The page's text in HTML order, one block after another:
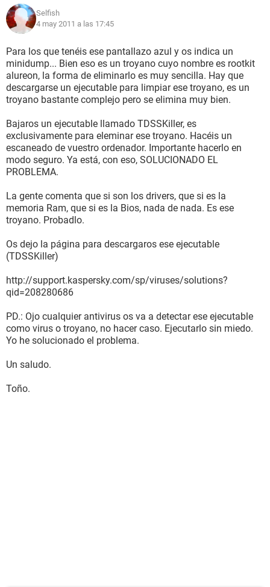
Selfish
4 may 2011 a las 17:45
Para los que tenéis ese pantallazo azul y os indica un
minidump... Bien eso es un troyano cuyo nombre es rootkit
alureon, la forma de eliminarlo es muy sencilla. Hay que
descargarse un ejecutable para limpiar ese troyano, es un
troyano bastante complejo pero se elimina muy bien.
Bajaros un ejecutable llamado TDSSKiller, es
exclusivamente para eleminar ese troyano. Hacéis un
escaneado de vuestro ordenador. Importante hacerlo en
modo seguro. Ya está, con eso, SOLUCIONADO EL
PROBLEMA.
La gente comenta que si son los drivers, que si es la
memoria Ram, que si es la Bios, nada de nada. Es ese
troyano. Probadlo.
Os dejo la página para descargaros ese ejecutable
(TDSSKiller)
http://support.kaspersky.com/sp/viruses/solutions?
qid=208280686
PD.: Ojo cualquier antivirus os va a detectar ese ejecutable
como virus o troyano, no hacer caso. Ejecutarlo sin miedo.
Yo he solucionado el problema.
Un saludo.
Toño.